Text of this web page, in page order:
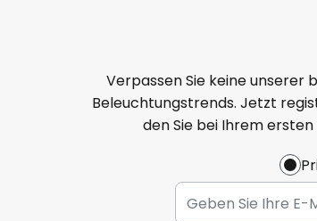
Verpassen Sie keine unserer
Beleuchtungstrends. Jetzt
den Sie bei Ihrem